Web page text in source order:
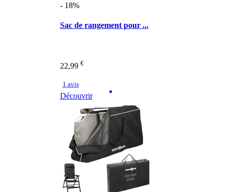
- 18%
Sac de rangement pour ...
22,99 €
1 avis
Découvrir